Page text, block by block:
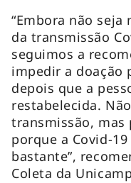
“Embora não
da transmissão
seguimos a
impedir a doação
depois que a
restabelecida.
transmissão, mas
porque a Covid-
bastante”,
Coleta da